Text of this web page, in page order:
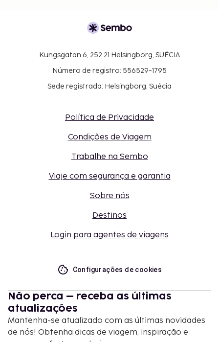
Kungsgatan 6, 252 21 Helsingborg, SUÉCIA
Número de registro: 556529-1795
Sede registrada: Helsingborg, Suécia
Política de Privacidade
Condições de Viagem
Trabalhe na Sembo
Viaje com segurança e garantia
Sobre nós
Destinos
Login para agentes de viagens
Configurações de cookies
Não perca – receba as últimas
atualizações
Mantenha-se atualizado com as últimas novidades
de nós! Obtenha dicas de viagem, inspiração e